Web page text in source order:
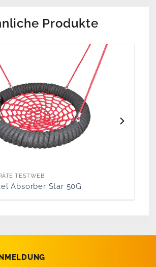
Produkte
TESTWEB
Absorber Star 50G